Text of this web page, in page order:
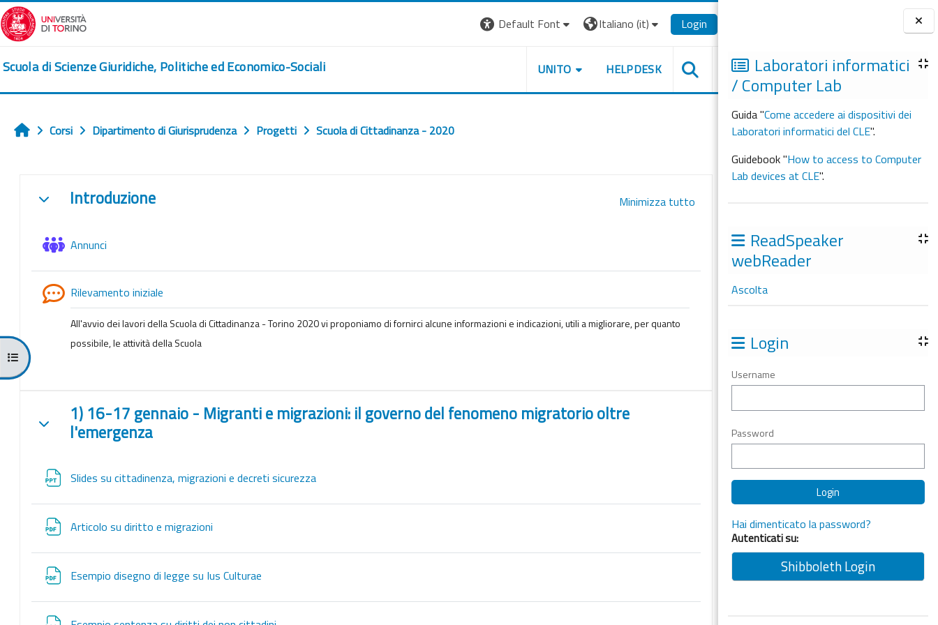
Vai al contenuto principale
Blocchi
Laboratori informatici
/ Computer Lab
Guida "Come accedere ai dispositivi dei
Laboratori informatici del CLE".
Guidebook "How to access to Computer
Lab devices at CLE".
ReadSpeaker
webReader
Ascolta
Login
Username
Password
Hai dimenticato la password?
Autenticati su:
Shibboleth Login
Default Font Italiano ‎(it)‎ Login
Scuola di Scienze Giuridiche, Politiche ed Economico-Sociali UNITO HELPDESK
Apri indice del corso
Home
Corsi Dipartimento di Giurisprudenza Progetti Scuola di Cittadinanza - 2020
Schema della sezione
MinimizzaIntroduzione Minimizza tutto
Annunci
Rilevamento iniziale
All'avvio dei lavori della Scuola di Cittadinanza - Torino 2020 vi proponiamo di fornirci alcune informazioni e indicazioni, utili a migliorare, per quanto
possibile, le attività della Scuola
Minimizza
1) 16-17 gennaio - Migranti e migrazioni: il governo del fenomeno migratorio oltre
l'emergenza
Slides su cittadinenza, migrazioni e decreti sicurezza
Articolo su diritto e migrazioni
Esempio disegno di legge su Ius Culturae